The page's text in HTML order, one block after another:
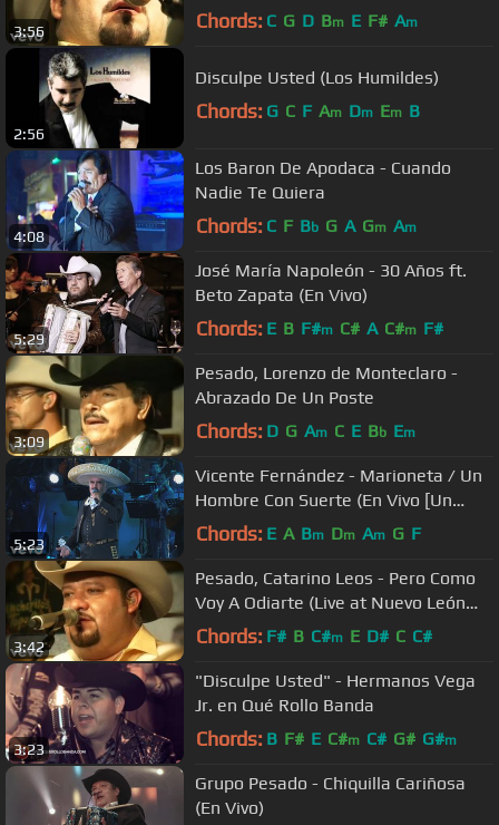
3:56 Chords: C G D Bm E F# Am
2:56
Disculpe Usted (Los Humildes)
Chords: G C F Am Dm Em B
4:08
Los Baron De Apodaca - Cuando
Nadie Te Quiera
Chords: C F Bb G A Gm Am
5:29
José María Napoleón - 30 Años ft.
Beto Zapata (En Vivo)
Chords: E B F#m C# A C#m F#
3:09
Pesado, Lorenzo de Monteclaro -
Abrazado De Un Poste
Chords: D G Am C E Bb Em
5:23
Vicente Fernández - Marioneta / Un
Hombre Con Suerte (En Vivo [Un
Azteca en el Azteca])
Chords: E A Bm Dm Am G F
3:42
Pesado, Catarino Leos - Pero Como
Voy A Odiarte (Live at Nuevo León
México)
Chords: F# B C#m E D# C C#
3:23
"Disculpe Usted" - Hermanos Vega
Jr. en Qué Rollo Banda
Chords: B F# E C#m C# G# G#m
Grupo Pesado - Chiquilla Cariñosa
(En Vivo)